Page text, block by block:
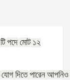
টি পদে মোট ১২
যোগ দিতে পারেন